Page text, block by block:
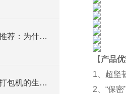
铁渣压饼机生产厂家推荐：为什么恩派特成为众多企业的优选？
如何提高立式编织袋打包机的生产效率？
【产品
1、超坚
2、“保